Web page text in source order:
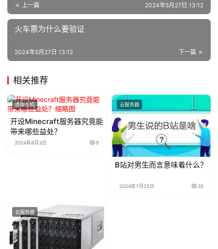
上一篇 2024年5月27日 13:12
火车票为什么要验证
下一篇
2024年5月27日 13:12
相关推荐
虚拟主机
开设Minecraft服务器究竟能
带来哪些益处？
2024年8月3日 9
云服务器
B站对男生而言意味着什么？
2024年7月25日 35
云服务器